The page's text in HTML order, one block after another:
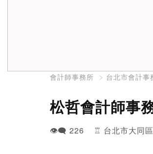
會計師事務所 台北市會計事
松哲會計師事
👁️‍🗨️ 226 ♖ 台北市大同區